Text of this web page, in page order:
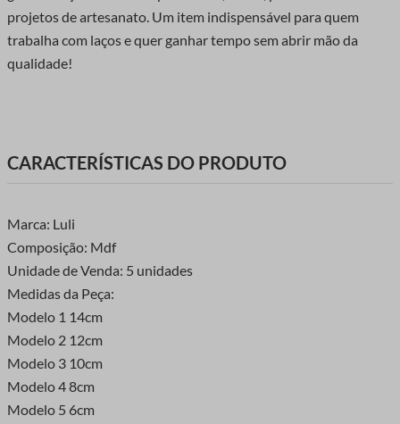
projetos de artesanato. Um item indispensável para quem
trabalha com laços e quer ganhar tempo sem abrir mão da
qualidade!
CARACTERÍSTICAS DO PRODUTO
Marca: Luli
Composição: Mdf
Unidade de Venda: 5 unidades
Medidas da Peça:
Modelo 1 14cm
Modelo 2 12cm
Modelo 3 10cm
Modelo 4 8cm
Modelo 5 6cm